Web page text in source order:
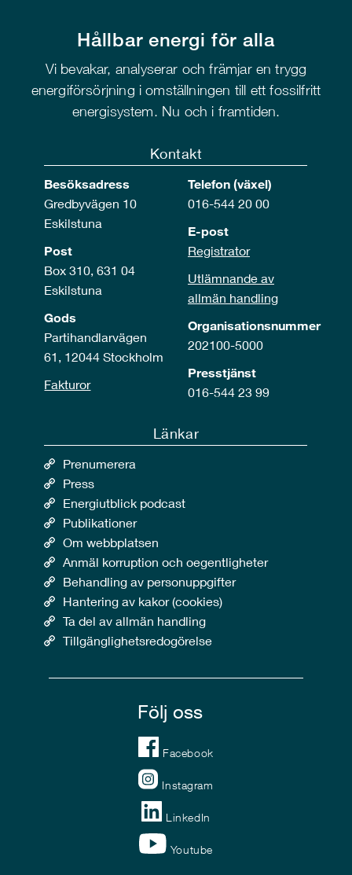
Hållbar energi för alla
Vi bevakar, analyserar och främjar en trygg
energiförsörjning i omställningen till ett fossilfritt
energisystem. Nu och i framtiden.
Kontakt
Besöksadress
Gredbyvägen 10
Eskilstuna
Post
Box 310, 631 04
Eskilstuna
Gods
Partihandlarvägen
61, 12044 Stockholm
Fakturor
Telefon (växel)
016-544 20 00
E-post
Registrator
Utlämnande av
allmän handling
Organisationsnummer
202100-5000
Presstjänst
016-544 23 99
Länkar
Prenumerera
Press
Energiutblick podcast
Publikationer
Om webbplatsen
Anmäl korruption och oegentligheter
Behandling av personuppgifter
Hantering av kakor (cookies)
Ta del av allmän handling
Tillgänglighetsredogörelse
Följ oss
Facebook
Instagram
LinkedIn
Youtube